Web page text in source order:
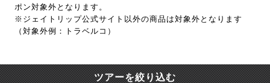
ポン対象外となります。
※ジェイトリップ公式サイト以外の商品は対象外となります
（対象外例：トラベルコ）
ツアーを絞り込む